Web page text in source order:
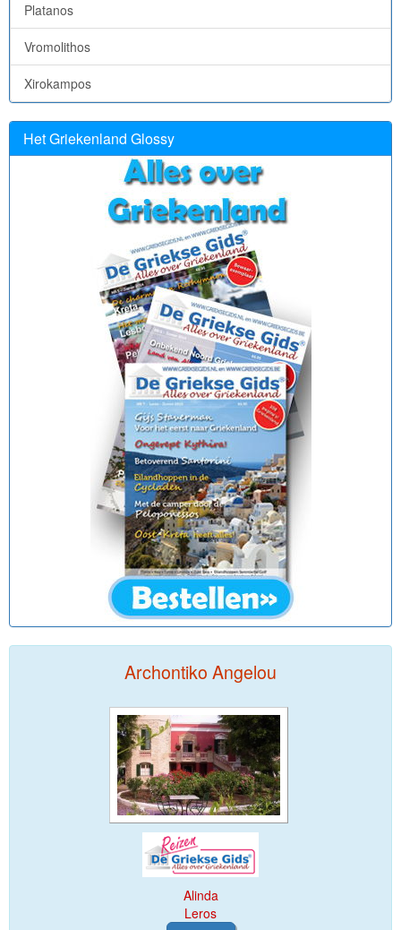
Platanos
Vromolithos
Xirokampos
Het Griekenland Glossy
Archontiko Angelou
Alinda
Leros